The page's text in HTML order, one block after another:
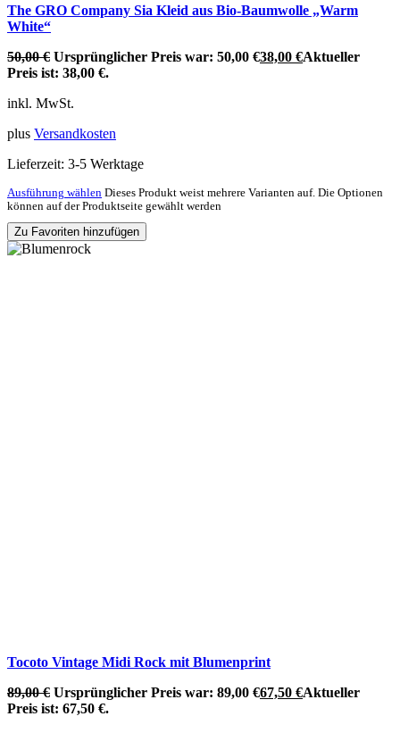
The GRO Company Sia Kleid aus Bio-Baumwolle „Warm
White“
50,00€ Ursprünglicher Preis war: 50,00 €38,00 €Aktueller
Preis ist: 38,00 €.
inkl. MwSt.
plus Versandkosten
Lieferzeit: 3-5 Werktage
Ausführung wählen Dieses Produkt weist mehrere Varianten auf. Die Optionen
können auf der Produktseite gewählt werden
Zu Favoriten hinzufügen
Tocoto Vintage Midi Rock mit Blumenprint
89,00€ Ursprünglicher Preis war: 89,00 €67,50 €Aktueller
Preis ist: 67,50 €.